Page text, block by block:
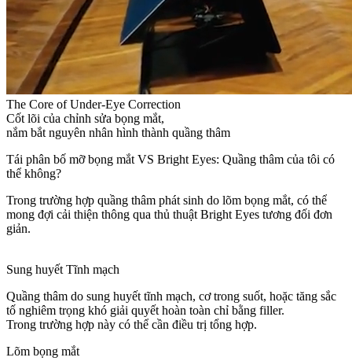
The Core of Under-Eye Correction
Cốt lõi của chỉnh sửa bọng mắt,
nắm bắt nguyên nhân hình thành quầng thâm
Tái phân bố mỡ bọng mắt VS Bright Eyes: Quầng thâm của tôi có
thể không?
Trong trường hợp quầng thâm phát sinh do lõm bọng mắt, có thể
mong đợi cải thiện thông qua thủ thuật Bright Eyes tương đối đơn
giản.
Sung huyết Tĩnh mạch
Quầng thâm do sung huyết tĩnh mạch, cơ trong suốt, hoặc tăng sắc
tố nghiêm trọng khó giải quyết hoàn toàn chỉ bằng filler.
Trong trường hợp này có thể cần điều trị tổng hợp.
Lõm bọng mắt